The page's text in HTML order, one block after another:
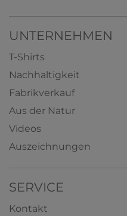
UNTERNEHMEN
T-Shirts
Nachhaltigkeit
Fabrikverkauf
Aus der Natur
Videos
Auszeichnungen
SERVICE
Kontakt